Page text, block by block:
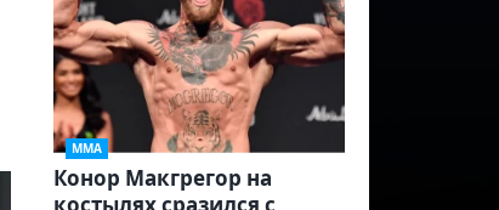
ММА
Конор Макгрегор на